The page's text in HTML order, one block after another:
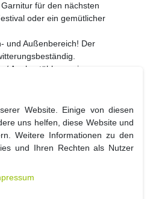
für den nächsten
oder ein gemütlicher
und Außenbereich! Der
Anglerstühle vereinen
70 x 50 x 59 cm
Website. Einige von diesen
uns helfen, diese Website und
Weitere Informationen zu den
und Ihren Rechten als Nutzer